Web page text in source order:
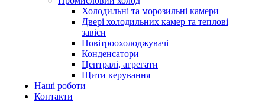
Холодильні та морозильні камери
Двері холодильних камер та теплові
завіси
Повітроохолоджувачі
Конденсатори
Централі, агрегати
Щити керування
Наші роботи
Контакти